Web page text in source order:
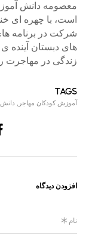
معصومه دانش
است، با چهره ای
شرکت در برنامه
های دبستان آینده
زندگی در مهاجرت
TAGS
آموزش کودکان مهاجر
افزودن دیدگاه